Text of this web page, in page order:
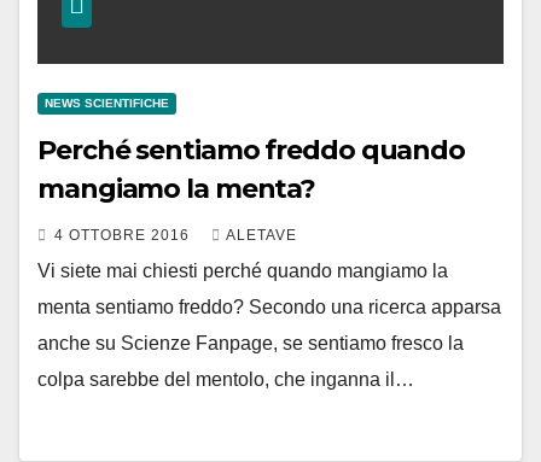
NEWS SCIENTIFICHE
Perché sentiamo freddo quando
mangiamo la menta?
4 OTTOBRE 2016 ALETAVE
Vi siete mai chiesti perché quando mangiamo la
menta sentiamo freddo? Secondo una ricerca apparsa
anche su Scienze Fanpage, se sentiamo fresco la
colpa sarebbe del mentolo, che inganna il…